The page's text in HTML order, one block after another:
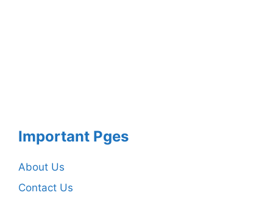
Important Pges
About Us
Contact Us